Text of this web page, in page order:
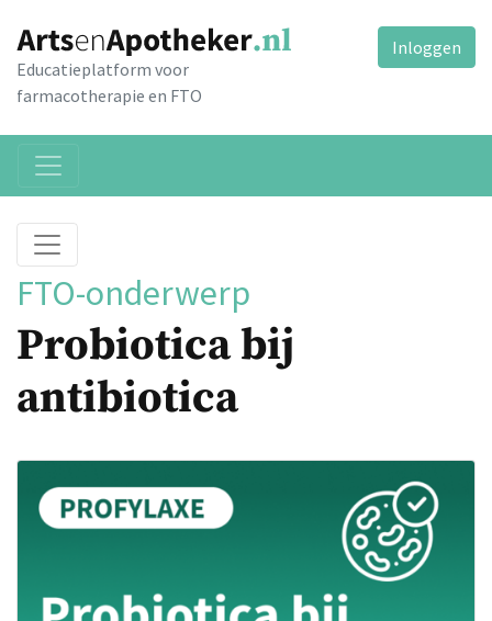
Educatieplatform voor
farmacotherapie en FTO
Inloggen
FTO-onderwerp
Probiotica bij
antibiotica